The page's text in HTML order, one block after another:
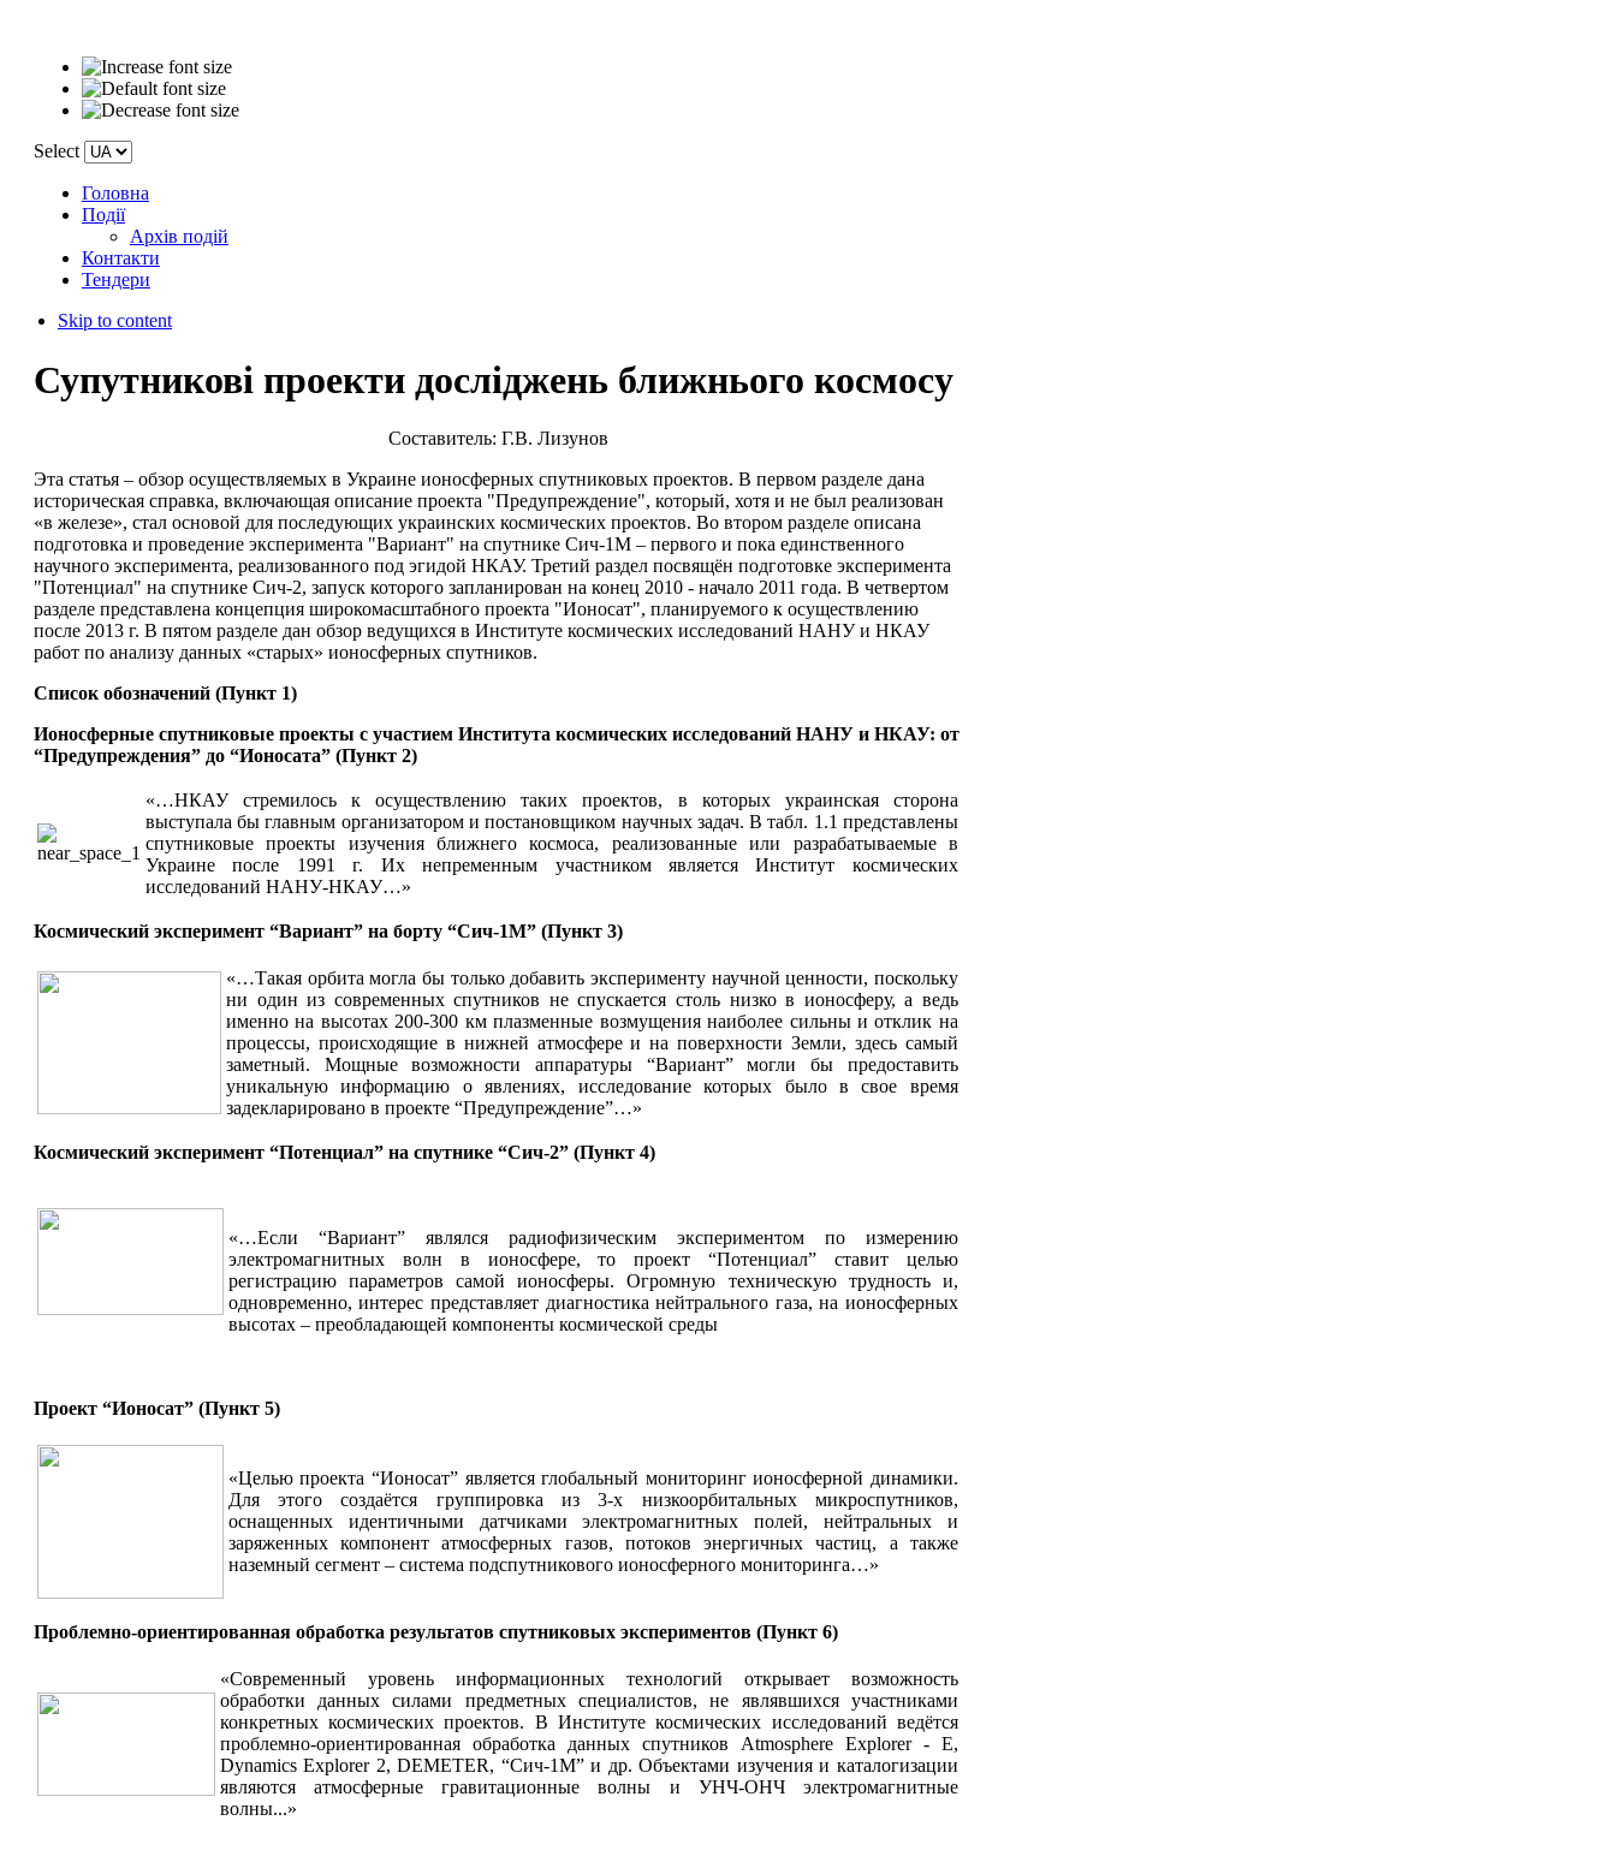
Select
Головна
Події
Архів подій
Контакти
Тендери
Skip to content
Супутникові проекти досліджень ближнього космосу
Составитель: Г.В. Лизунов
Эта статья – обзор осуществляемых в Украине ионосферных спутниковых проектов. В первом разделе дана
историческая справка, включающая описание проекта "Предупреждение", который, хотя и не был реализован
«в железе», стал основой для последующих украинских космических проектов. Во втором разделе описана
подготовка и проведение эксперимента "Вариант" на спутнике Сич-1М – первого и пока единственного
научного эксперимента, реализованного под эгидой НКАУ. Третий раздел посвящён подготовке эксперимента
"Потенциал" на спутнике Сич-2, запуск которого запланирован на конец 2010 - начало 2011 года. В четвертом
разделе представлена концепция широкомасштабного проекта "Ионосат", планируемого к осуществлению
после 2013 г. В пятом разделе дан обзор ведущихся в Институте космических исследований НАНУ и НКАУ
работ по анализу данных «старых» ионосферных спутников.
Список обозначений (Пункт 1)
Ионосферные спутниковые проекты с участием Института космических исследований НАНУ и НКАУ: от
“Предупреждения” до “Ионосата” (Пункт 2)
«…НКАУ стремилось к осуществлению таких проектов, в которых украинская сторона
выступала бы главным организатором и постановщиком научных задач. В табл. 1.1 представлены
спутниковые проекты изучения ближнего космоса, реализованные или разрабатываемые в
Украине после 1991 г. Их непременным участником является Институт космических
исследований НАНУ-НКАУ…»
Космический эксперимент “Вариант” на борту “Сич-1М” (Пункт 3)
«…Такая орбита могла бы только добавить эксперименту научной ценности, поскольку
ни один из современных спутников не спускается столь низко в ионосферу, а ведь
именно на высотах 200-300 км плазменные возмущения наиболее сильны и отклик на
процессы, происходящие в нижней атмосфере и на поверхности Земли, здесь самый
заметный. Мощные возможности аппаратуры “Вариант” могли бы предоставить
уникальную информацию о явлениях, исследование которых было в свое время
задекларировано в проекте “Предупреждение”…»
Космический эксперимент “Потенциал” на спутнике “Сич-2” (Пункт 4)
«…Если “Вариант” являлся радиофизическим экспериментом по измерению
электромагнитных волн в ионосфере, то проект “Потенциал” ставит целью
регистрацию параметров самой ионосферы. Огромную техническую трудность и,
одновременно, интерес представляет диагностика нейтрального газа, на ионосферных
высотах – преобладающей компоненты космической среды
Проект “Ионосат” (Пункт 5)
«Целью проекта “Ионосат” является глобальный мониторинг ионосферной динамики.
Для этого создаётся группировка из 3-х низкоорбитальных микроспутников,
оснащенных идентичными датчиками электромагнитных полей, нейтральных и
заряженных компонент атмосферных газов, потоков энергичных частиц, а также
наземный сегмент – система подспутникового ионосферного мониторинга…»
Проблемно-ориентированная обработка результатов спутниковых экспериментов (Пункт 6)
«Современный уровень информационных технологий открывает возможность
обработки данных силами предметных специалистов, не являвшихся участниками
конкретных космических проектов. В Институте космических исследований ведётся
проблемно-ориентированная обработка данных спутников Atmosphere Explorer - Е,
Dynamics Explorer 2, DEMETER, “Сич-1М” и др. Объектами изучения и каталогизации
являются атмосферные гравитационные волны и УНЧ-ОНЧ электромагнитные
волны...»